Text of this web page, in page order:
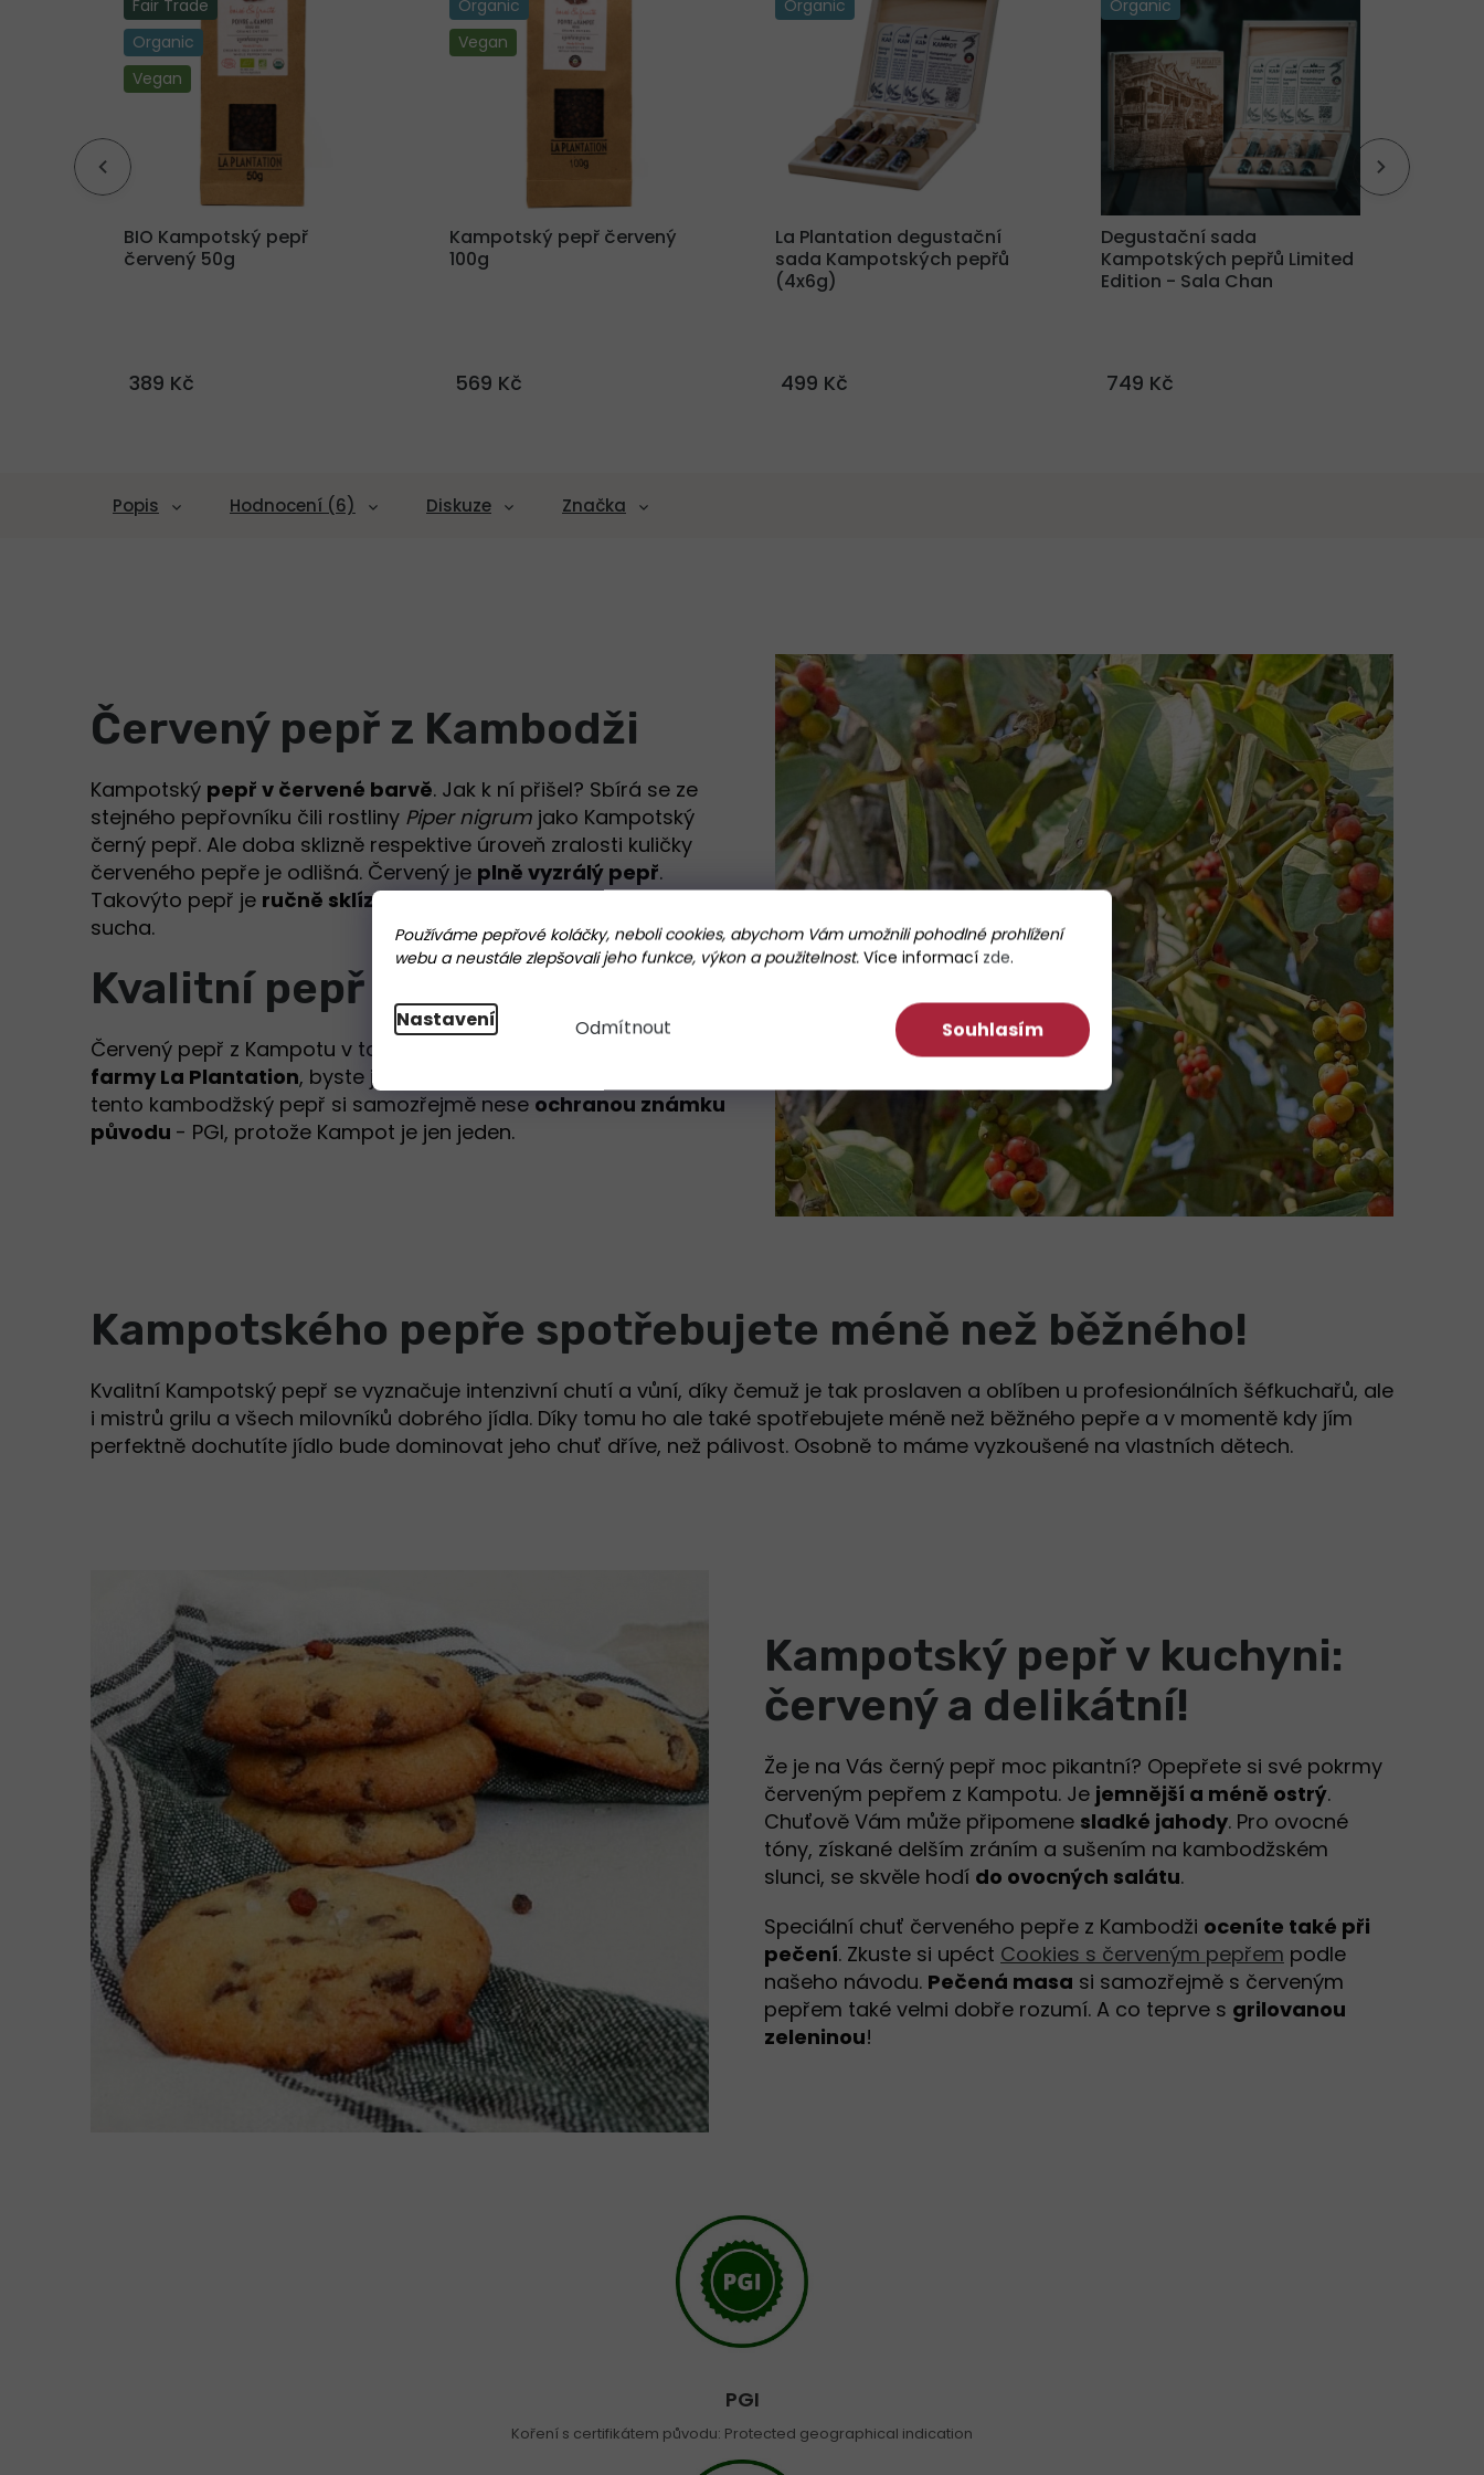
Používáme pepřové koláčky, neboli cookies, abychom Vám umožnili pohodlné prohlížení
webu a neustále zlepšovali jeho funkce, výkon a použitelnost. Více informací zde.
Nastavení Odmítnout Souhlasím
Fair Trade
Organic
Vegan
BIO Kampotský pepř
červený 50g
389 Kč
Organic
Vegan
Kampotský pepř červený
100g
569 Kč
Organic
La Plantation degustační
sada Kampotských pepřů
(4x6g)
499 Kč
Organic
Degustační sada
Kampotských pepřů Limited
Edition - Sala Chan
749 Kč
Popis Hodnocení (6) Diskuze Značka
Červený pepř z Kambodži
Kampotský pepř v červené barvě. Jak k ní přišel? Sbírá se ze
stejného pepřovníku čili rostliny Piper nigrum jako Kampotský
černý pepř. Ale doba sklizně respektive úroveň zralosti kuličky
červeného pepře je odlišná. Červený je plně vyzrálý pepř.
Takovýto pepř je ručně sklízenna vrcholu sezony v období
sucha.
Kvalitní pepř La Plantation
Červený pepř z Kampotu v takovéto
farmy La Plantation, byste jinde na světě těžko hledali. Také
tento kambodžský pepř si samozřejmě nese ochranou známku
původu - PGI, protože Kampot je jen jeden.
Kampotského pepře spotřebujete méně než běžného!
Kvalitní Kampotský pepř se vyznačuje intenzivní chutí a vůní, díky čemuž je tak proslaven a oblíben u profesionálních šéfkuchařů, ale
i mistrů grilu a všech milovníků dobrého jídla. Díky tomu ho ale také spotřebujete méně než běžného pepře a v momentě kdy jím
perfektně dochutíte jídlo bude dominovat jeho chuť dříve, než pálivost. Osobně to máme vyzkoušené na vlastních dětech.
Kampotský pepř v kuchyni:
červený a delikátní!
Že je na Vás černý pepř moc pikantní? Opepřete si své pokrmy
červeným pepřem z Kampotu. Je jemnější a méně ostrý.
Chuťově Vám může připomene sladké jahody. Pro ovocné
tóny, získané delším zráním a sušením na kambodžském
slunci, se skvěle hodí do ovocných salátu.
Speciální chuť červeného pepře z Kambodži oceníte také při
pečení. Zkuste si upéct Cookies s červeným pepřem podle
našeho návodu. Pečená masa si samozřejmě s červeným
pepřem také velmi dobře rozumí. A co teprve s grilovanou
zeleninou!
PGI
Koření s certifikátem původu: Protected geographical indication